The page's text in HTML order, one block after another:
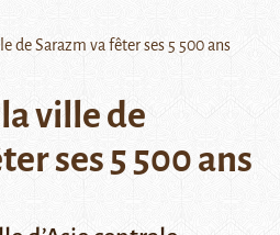
de Sarazm va fêter ses 5 500 ans
ville de
ses 5 500 ans